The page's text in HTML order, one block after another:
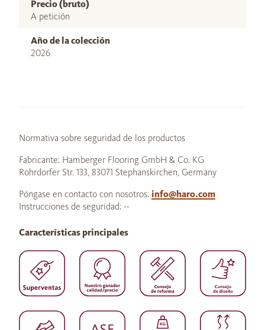
Precio (bruto)
A petición
Año de la colección
2026
Normativa sobre seguridad de los productos
Fabricante: Hamberger Flooring GmbH & Co. KG
Rohrdorfer Str. 133, 83071 Stephanskirchen, Germany
Póngase en contacto con nosotros: info@haro.com
Instrucciones de seguridad: --
Características principales